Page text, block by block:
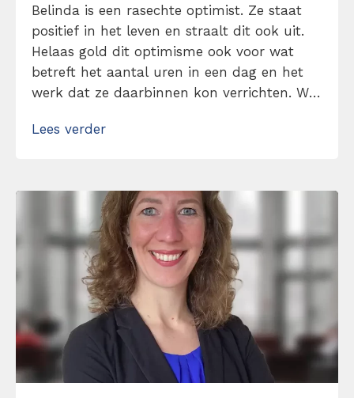
Belinda is een rasechte optimist. Ze staat
positief in het leven en straalt dit ook uit.
Helaas gold dit optimisme ook voor wat
betreft het aantal uren in een dag en het
werk dat ze daarbinnen kon verrichten. Wij
probleem af kunnen helpen. Omdat ze hier
Lees verder